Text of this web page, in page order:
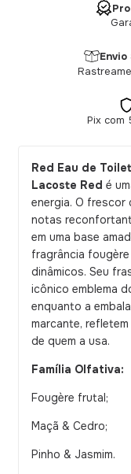
Pix com
Red Eau de
Lacoste Red é
energia. O frescor
notas
em uma base
fragrância
dinâmicos. Seu
icônico emblema
enquanto a
marcante,
de quem a usa.
Família Olfativa:
Fougère frutal;
Maçã & Cedro;
Pinho & Jasmim.